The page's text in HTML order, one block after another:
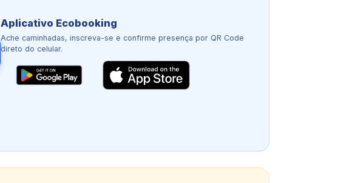
Aplicativo Ecobooking
Ache caminhadas, inscreva-se e confirme presença por QR Code
direto do celular.